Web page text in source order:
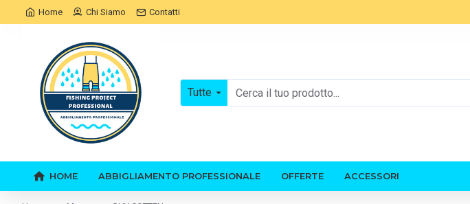
Home Chi Siamo Contatti
Tutte
HOME ABBIGLIAMENTO PROFESSIONALE OFFERTE ACCESSORI